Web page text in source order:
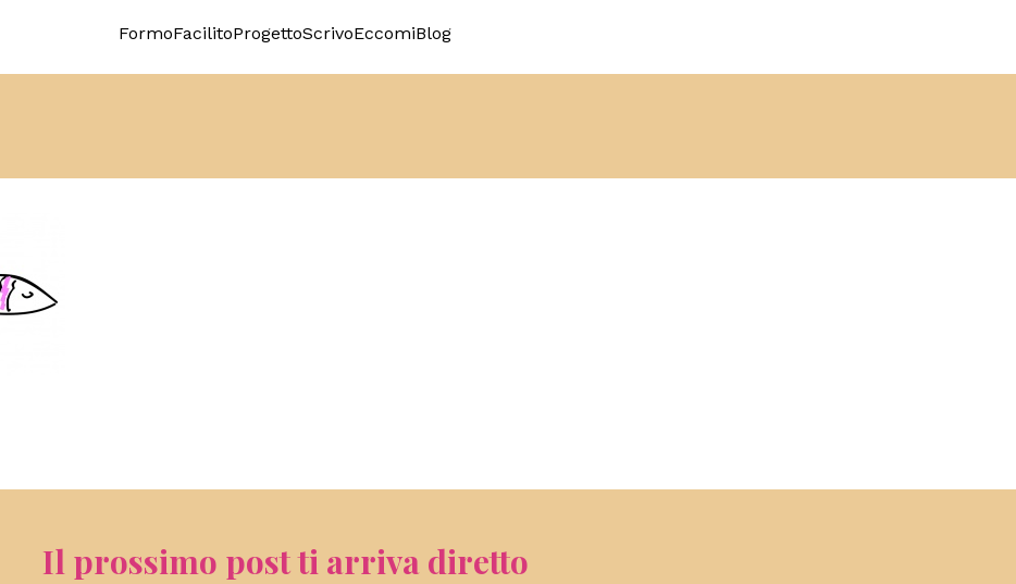
FormoFacilitoProgettoScrivoEccomiBlog
Il prossimo post ti arriva diretto